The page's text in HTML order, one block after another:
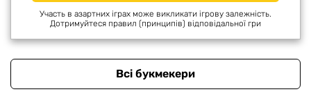
Участь в азартних іграх може викликати ігрову залежність.
Дотримуйтеся правил (принципів) відповідальної гри
Всі букмекери